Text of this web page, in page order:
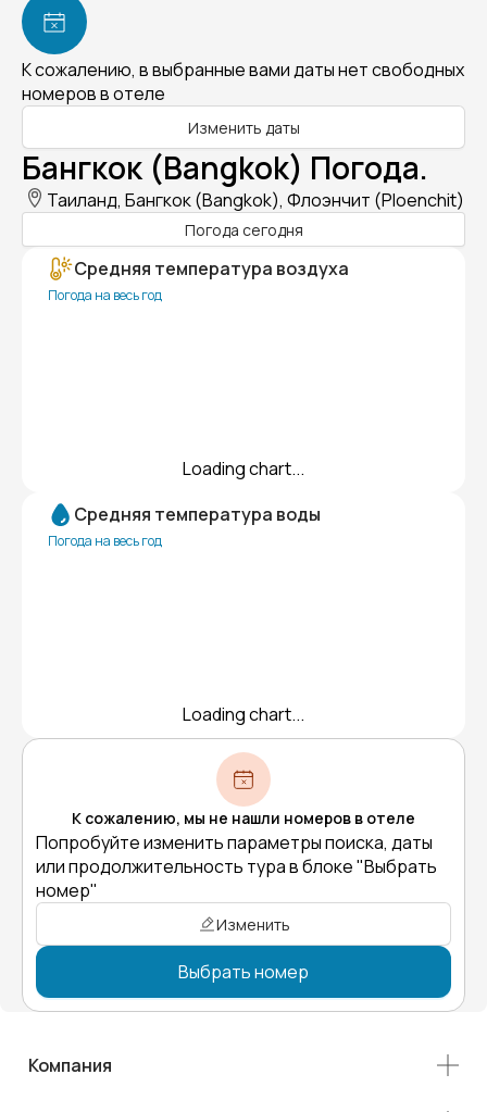
К сожалению, в выбранные вами даты нет свободных
номеров в отеле
Изменить даты
Бангкок (Bangkok) Погода.
Таиланд, Бангкок (Bangkok), Флоэнчит (Ploenchit)
Погода сегодня
Средняя температура воздуха
Погода на весь год
Loading chart...
Средняя температура воды
Погода на весь год
Loading chart...
К сожалению, мы не нашли номеров в отеле
Попробуйте изменить параметры поиска, даты
или продолжительность тура в блоке "Выбрать
номер"
Изменить
Выбрать номер
Компания